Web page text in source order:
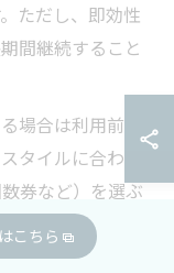
ただし、即効性
間継続すること
場合は利用前に
タイルに合わせ
券など）を選ぶ
す。
こちら